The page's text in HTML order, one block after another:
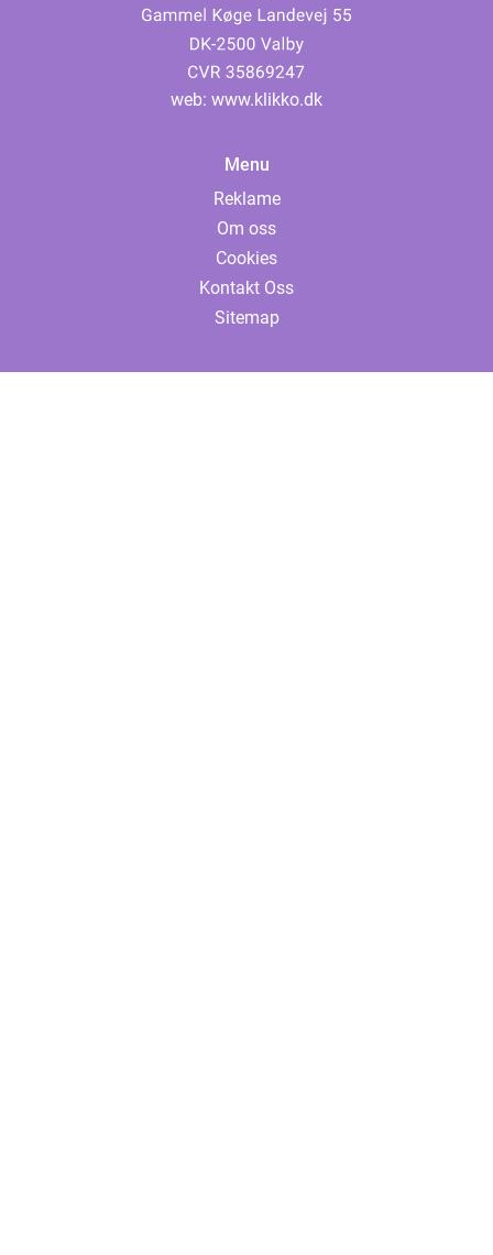
web: www.klikko.dk
Menu
Reklame
Om oss
Cookies
Kontakt Oss
Sitemap